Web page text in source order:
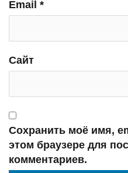
Email *
Сайт
Сохранить моё имя,
этом браузере для
комментариев.